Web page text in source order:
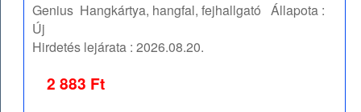
Genius Hangkártya, hangfal, fejhallgató Állapota :
Új
Hirdetés lejárata :2026.08.20.
2 883 Ft